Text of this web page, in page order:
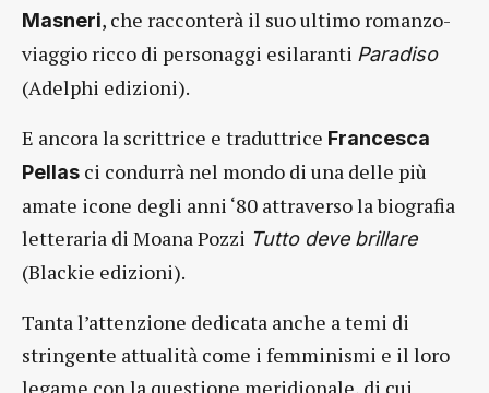
Masneri, che racconterà il suo ultimo romanzo-
viaggio ricco di personaggi esilaranti Paradiso
(Adelphi edizioni).
E ancora la scrittrice e traduttrice Francesca
Pellas ci condurrà nel mondo di una delle più
amate icone degli anni ‘80 attraverso la biografia
letteraria di Moana Pozzi Tutto deve brillare
(Blackie edizioni).
Tanta l’attenzione dedicata anche a temi di
stringente attualità come i femminismi e il loro
legame con la questione meridionale, di cui